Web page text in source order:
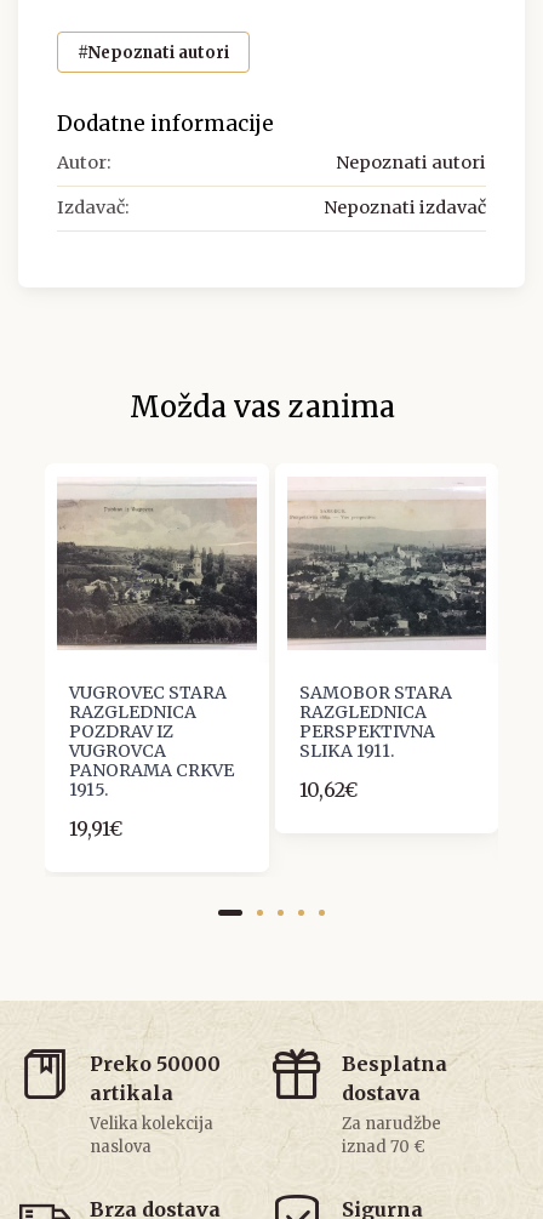
#Nepoznati autori
Dodatne informacije
Autor: Nepoznati autori
Izdavač: Nepoznati izdavač
Možda vas zanima
VUGROVEC STARA
RAZGLEDNICA
POZDRAV IZ
VUGROVCA
PANORAMA CRKVE
1915.
19,91€
SAMOBOR STARA
RAZGLEDNICA
PERSPEKTIVNA
SLIKA 1911.
10,62€
Preko 50000
artikala
Velika kolekcija
naslova
Besplatna
dostava
Za narudžbe
iznad 70 €
Brza dostava Sigurna